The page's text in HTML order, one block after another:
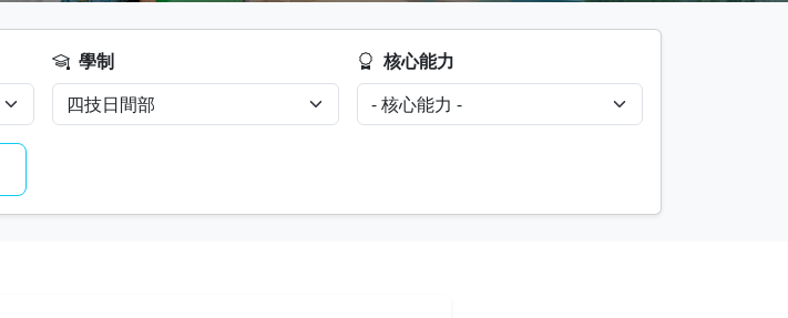
學制 核心能力